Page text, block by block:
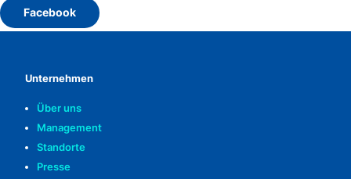
Facebook
Unternehmen
Über uns
Management
Standorte
Presse